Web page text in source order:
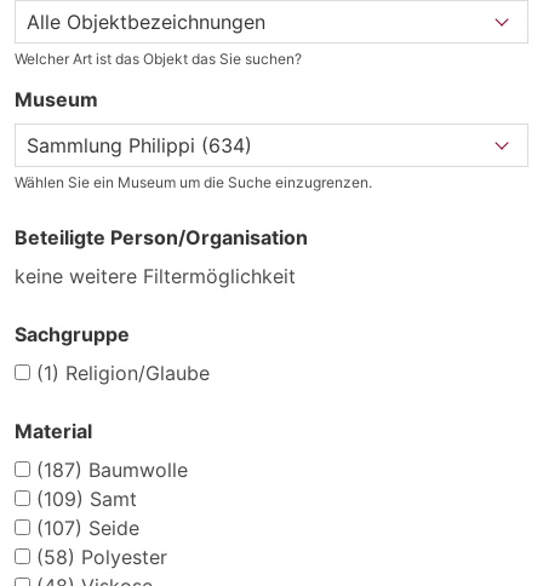
Welcher Art ist das Objekt das Sie suchen?
Museum
Wählen Sie ein Museum um die Suche einzugrenzen.
Beteiligte Person/Organisation
keine weitere Filtermöglichkeit
Sachgruppe
(1) Religion/Glaube
Material
(187) Baumwolle
(109) Samt
(107) Seide
(58) Polyester